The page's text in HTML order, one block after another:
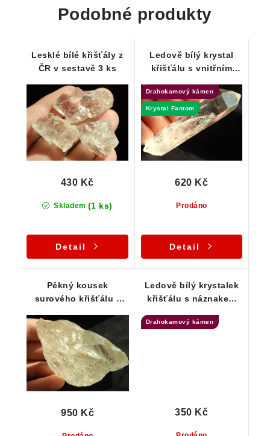
Podobné produkty
Lesklé bílé křišťály z
ČR v sestavě 3 ks
Skladem (1 ks)
430 Kč
Detail
Ledově bílý krystal
křišťálu s vnitřním
Drahokamový kámen
Krystal Fantom
Prodáno
620 Kč
Detail
Pěkný kousek
surového křišťálu z
950 Kč
Ledově bílý krystalek
křišťálu s náznakem
Drahokamový kámen
350 Kč